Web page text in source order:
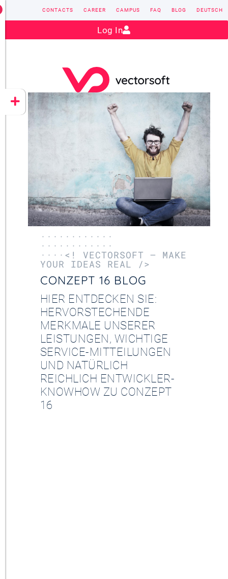
CONZEPT 16
YEET
Contact: sales@vectorsoft.de
CONTACTS CAREER CAMPUS FAQ BLOG DEUTSCH
Log In
············
············
····<! VECTORSOFT – MAKE
YOUR IDEAS REAL />
CONZEPT 16 BLOG
HIER ENTDECKEN SIE:
HERVORSTECHENDE
MERKMALE UNSERER
LEISTUNGEN, WICHTIGE
SERVICE-MITTEILUNGEN
UND NATÜRLICH
REICHLICH ENTWICKLER-
KNOWHOW ZU CONZEPT
16